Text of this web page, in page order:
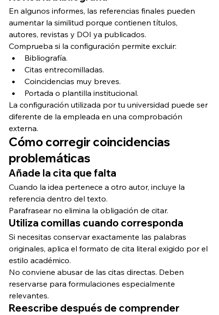
En algunos informes, las referencias finales pueden
aumentar la similitud porque contienen títulos,
autores, revistas y DOI ya publicados.
Comprueba si la configuración permite excluir:
Bibliografía.
Citas entrecomilladas.
Coincidencias muy breves.
Portada o plantilla institucional.
La configuración utilizada por tu universidad puede ser
diferente de la empleada en una comprobación
externa.
Cómo corregir coincidencias
problemáticas
Añade la cita que falta
Cuando la idea pertenece a otro autor, incluye la
referencia dentro del texto.
Parafrasear no elimina la obligación de citar.
Utiliza comillas cuando corresponda
Si necesitas conservar exactamente las palabras
originales, aplica el formato de cita literal exigido por el
estilo académico.
No conviene abusar de las citas directas. Deben
reservarse para formulaciones especialmente
relevantes.
Reescribe después de comprender